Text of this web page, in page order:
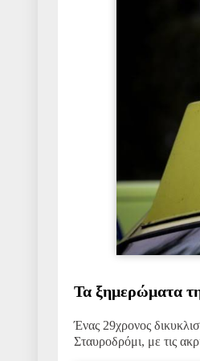
Τα ξημερώματα
Ένας 29χρονος
Σταυροδρόμι, με τις